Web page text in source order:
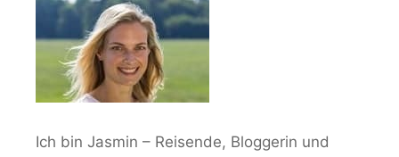
Ich bin Jasmin – Reisende, Bloggerin und